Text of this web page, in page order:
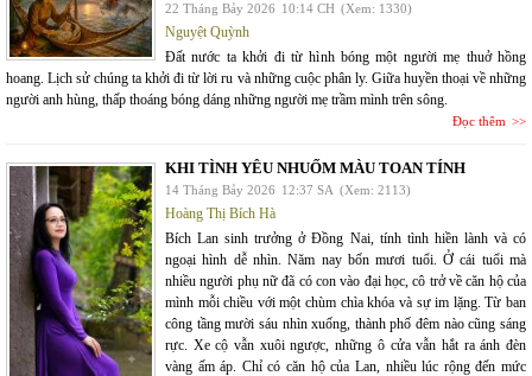
22 Tháng Bảy 2026 10:14 CH (Xem: 1330)
Nguyệt Quỳnh
Đất nước ta khởi đi từ hình bóng một người mẹ thuở hồng
hoang. Lịch sử chúng ta khởi đi từ lời ru và những cuộc phân ly. Giữa huyền thoại về những
người anh hùng, thấp thoáng bóng dáng những người mẹ trầm mình trên sông.
Đọc thêm
KHI TÌNH YÊU NHUỐM MÀU TOAN TÍNH
14 Tháng Bảy 2026 12:37 SA (Xem: 2113)
Hoàng Thị Bích Hà
Bích Lan sinh trưởng ở Đồng Nai, tính tình hiền lành và có
ngoại hình dễ nhìn. Năm nay bốn mươi tuổi. Ở cái tuổi mà
nhiều người phụ nữ đã có con vào đại học, cô trở về căn hộ của
mình mỗi chiều với một chùm chìa khóa và sự im lặng. Từ ban
công tầng mười sáu nhìn xuống, thành phố đêm nào cũng sáng
rực. Xe cộ vẫn xuôi ngược, những ô cửa vẫn hắt ra ánh đèn
vàng ấm áp. Chỉ có căn hộ của Lan, nhiều lúc rộng đến mức